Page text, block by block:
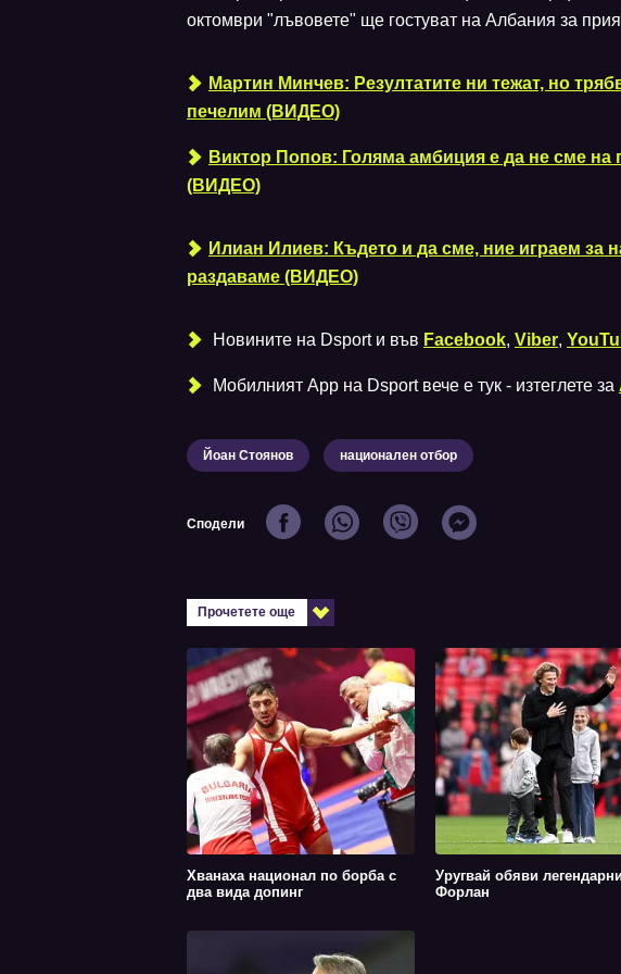
октомври "лъвовете" ще гостуват на Албания за
Мартин Минчев: Резултатите ни тежат, но
печелим (ВИДЕО)
Виктор Попов: Голяма амбиция е да не сме на
(ВИДЕО)
Илиан Илиев: Където и да сме, ние играем за
раздаваме (ВИДЕО)
Новините на Dsport и във Facebook, Viber,
Мобилният Аpp на Dsport вече е тук - изтеглете за
Йоан Стоянов национален отбор
Сподели
Прочетете още
Хванаха национал по борба с
два вида допинг
Уругвай обяви
Форлан